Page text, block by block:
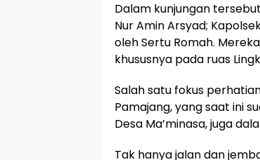
Dalam kunjungan
Nur Amin Arsyad;
oleh Sertu Romah.
khususnya pada ruas
Salah satu fokus
Pamajang, yang saat ini
Desa Ma’minasa, juga
Tak hanya jalan dan